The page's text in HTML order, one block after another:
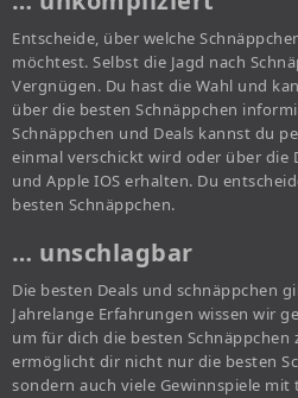
Entscheide, über welche
möchtest. Selbst die Jagd nach
Vergnügen. Du hast die Wahl und
über die besten Schnäppchen
Schnäppchen und Deals kannst du
einmal verschickt wird oder über die
und Apple IOS erhalten. Du
besten Schnäppchen.
… unschlagbar
Die besten Deals und schnäppchen
Jahrelange Erfahrungen wissen wir
um für dich die besten Schnäppchen
ermöglicht dir nicht nur die besten
sondern auch viele Gewinnspiele mit